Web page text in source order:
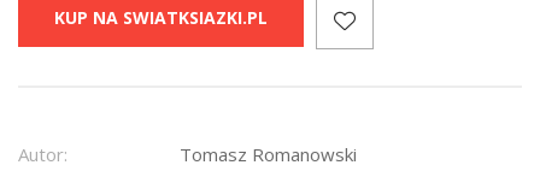
KUP NA SWIATKSIAZKI.PL
Autor: Tomasz Romanowski